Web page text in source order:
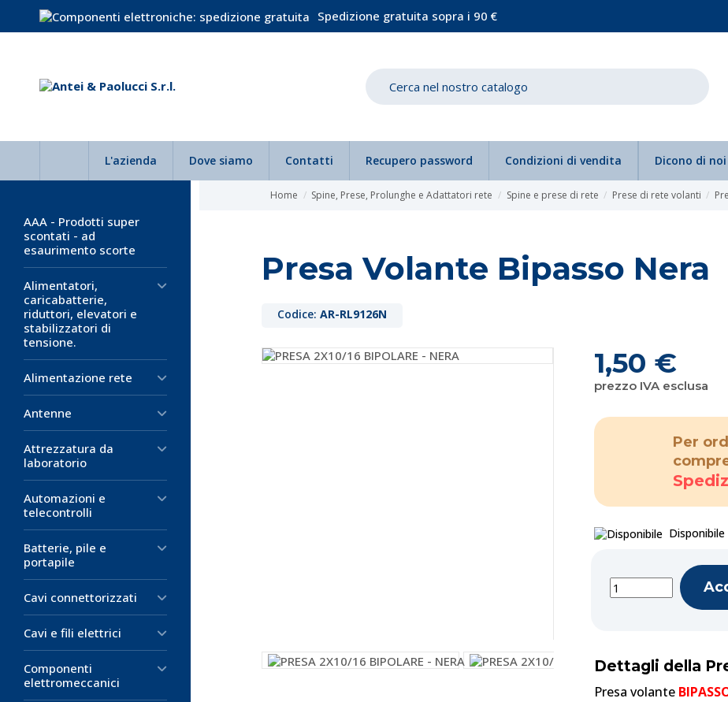
Spedizione gratuita sopra i 90 €
L'azienda Dove siamo Contatti Recupero password Condizioni di vendita Dicono di noi
Home Spine, Prese, Prolunghe e Adattatori rete Spine e prese di rete Prese di rete volanti
Presa Volante Bipasso Nera
Codice: AR-RL9126N
1,50 €
prezzo IVA esclusa
Per
Disponibile
Dettagli della
Presa volante
AAA - Prodotti super
scontati - ad
esaurimento scorte
Alimentatori,
caricabatterie,
riduttori, elevatori e
stabilizzatori di
tensione.
Alimentazione rete
Antenne
Attrezzatura da
laboratorio
Automazioni e
telecontrolli
Batterie, pile e
portapile
Cavi connettorizzati
Cavi e fili elettrici
Componenti
elettromeccanici